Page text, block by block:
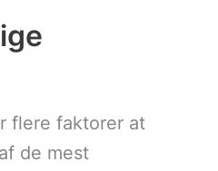
flere faktorer at
de mest